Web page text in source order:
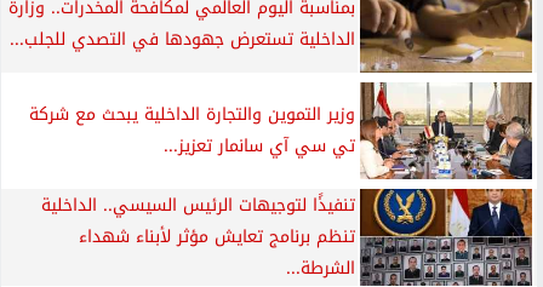
بمناسبة اليوم العالمي لمكافحة المخدرات.. وزارة
الداخلية تستعرض جهودها في التصدي للجلب...
وزير التموين والتجارة الداخلية يبحث مع شركة
تي سي آي سانمار تعزيز...
تنفيذًا لتوجيهات الرئيس السيسي.. الداخلية
تنظم برنامج تعايش مؤثر لأبناء شهداء
الشرطة...